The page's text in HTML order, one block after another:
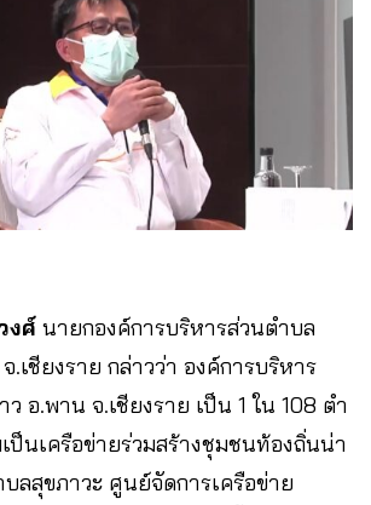
งศ์ นายกองค์การบริหารส่วนตำบล
.เชียงราย กล่าวว่า องค์การบริหาร
อ.พาน จ.เชียงราย เป็น 1 ใน 108 ตำ
ป็นเครือข่ายร่วมสร้างชุมชนท้องถิ่นน่า
ลสุขภาวะ ศูนย์จัดการเครือข่าย